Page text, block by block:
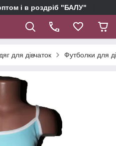
і в роздріб "БАЛУ"
для дівчаток Футболки для